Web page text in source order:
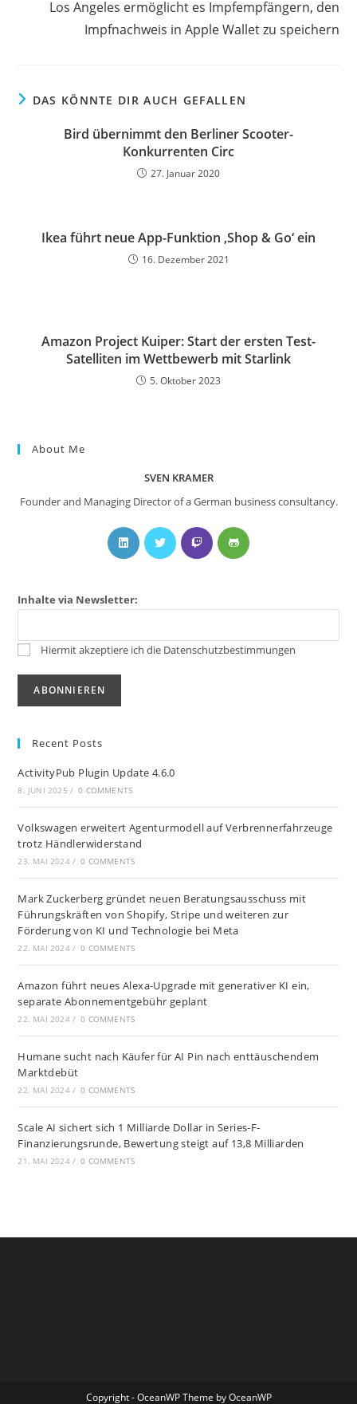
Los Angeles ermöglicht es Impfempfängern, den
Impfnachweis in Apple Wallet zu speichern
DAS KÖNNTE DIR AUCH GEFALLEN
Bird übernimmt den Berliner Scooter-
Konkurrenten Circ
27. Januar 2020
Ikea führt neue App-Funktion ‚Shop & Go‘ ein
16. Dezember 2021
Amazon Project Kuiper: Start der ersten Test-
Satelliten im Wettbewerb mit Starlink
5. Oktober 2023
About Me
SVEN KRAMER
Founder and Managing Director of a German business consultancy.
Inhalte via Newsletter:
Hiermit akzeptiere ich die Datenschutzbestimmungen
Recent Posts
ActivityPub Plugin Update 4.6.0
8. JUNI 2025 / 0 COMMENTS
Volkswagen erweitert Agenturmodell auf Verbrennerfahrzeuge
trotz Händlerwiderstand
23. MAI 2024 / 0 COMMENTS
Mark Zuckerberg gründet neuen Beratungsausschuss mit
Führungskräften von Shopify, Stripe und weiteren zur
Förderung von KI und Technologie bei Meta
22. MAI 2024 / 0 COMMENTS
Amazon führt neues Alexa-Upgrade mit generativer KI ein,
separate Abonnementgebühr geplant
22. MAI 2024 / 0 COMMENTS
Humane sucht nach Käufer für AI Pin nach enttäuschendem
Marktdebüt
22. MAI 2024 / 0 COMMENTS
Scale AI sichert sich 1 Milliarde Dollar in Series-F-
Finanzierungsrunde, Bewertung steigt auf 13,8 Milliarden
21. MAI 2024 / 0 COMMENTS
Copyright - OceanWP Theme by OceanWP